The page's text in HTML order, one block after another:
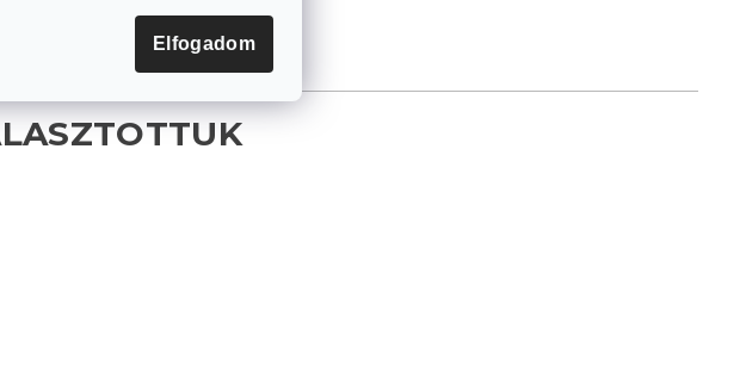
Elfogadom